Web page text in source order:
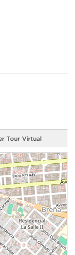
Tour Virtual